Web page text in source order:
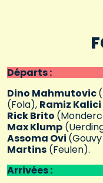
Départs :
Dino Mahmutovic
(Fola), Ramiz Kalici
Rick Brito
Max Klump
Assoma Ovi
Martins (Feulen).
Arrivées :